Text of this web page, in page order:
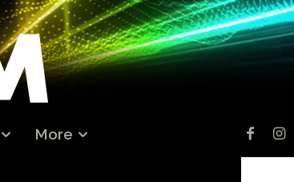
More